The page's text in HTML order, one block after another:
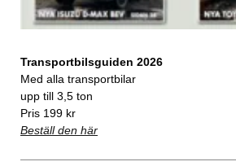
Transportbilsguiden 2026
Med alla transportbilar
upp till 3,5 ton
Pris 199 kr
Beställ den här